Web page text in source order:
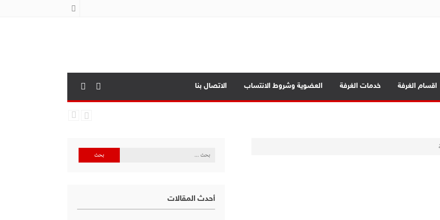
اقسام الغرفة خدمات الغرفة العضوية وشروط الانتساب الاتصال بنا
البحث
أحدث المقالات